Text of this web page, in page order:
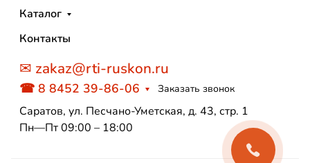
Каталог
Контакты
✉ zakaz@rti-ruskon.ru
☎ 8 8452 39-86-06 Заказать звонок
Саратов, ул. Песчано-Уметская, д. 43, стр. 1
Пн—Пт 09:00 – 18:00